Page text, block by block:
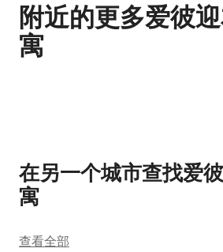
附近的更多爱彼
寓
在另一个城市查找爱
寓
查看全部